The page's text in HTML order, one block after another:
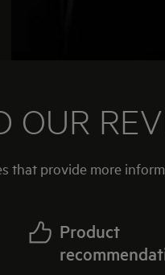
OUR
that provide more
Product